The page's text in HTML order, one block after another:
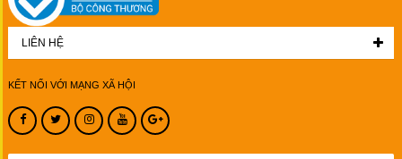
LIÊN HỆ
KẾT NỐI VỚI MẠNG XÃ HỘI